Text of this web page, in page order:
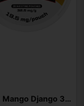
RAVE Mango Django 32.5mg